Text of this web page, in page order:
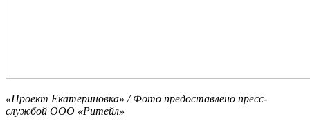
«Проект Екатериновка» / Фото предоставлено пресс-
службой ООО «Ритейл»